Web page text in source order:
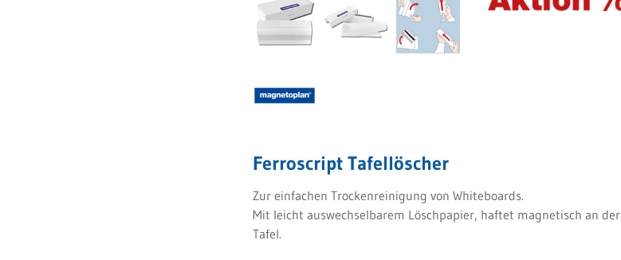
Ferroscript Tafellöscher
Zur einfachen Trockenreinigung von Whiteboards.
Mit leicht auswechselbarem Löschpapier, haftet magnetisch an der
Tafel.